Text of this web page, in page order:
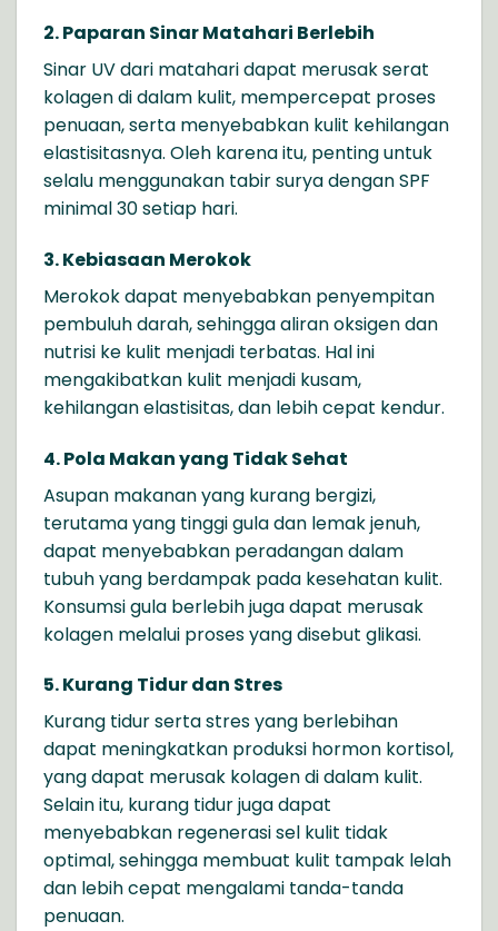
2. Paparan Sinar Matahari Berlebih
Sinar UV dari matahari dapat merusak serat
kolagen di dalam kulit, mempercepat proses
penuaan, serta menyebabkan kulit kehilangan
elastisitasnya. Oleh karena itu, penting untuk
selalu menggunakan tabir surya dengan SPF
minimal 30 setiap hari.
3. Kebiasaan Merokok
Merokok dapat menyebabkan penyempitan
pembuluh darah, sehingga aliran oksigen dan
nutrisi ke kulit menjadi terbatas. Hal ini
mengakibatkan kulit menjadi kusam,
kehilangan elastisitas, dan lebih cepat kendur.
4. Pola Makan yang Tidak Sehat
Asupan makanan yang kurang bergizi,
terutama yang tinggi gula dan lemak jenuh,
dapat menyebabkan peradangan dalam
tubuh yang berdampak pada kesehatan kulit.
Konsumsi gula berlebih juga dapat merusak
kolagen melalui proses yang disebut glikasi.
5. Kurang Tidur dan Stres
Kurang tidur serta stres yang berlebihan
dapat meningkatkan produksi hormon kortisol,
yang dapat merusak kolagen di dalam kulit.
Selain itu, kurang tidur juga dapat
menyebabkan regenerasi sel kulit tidak
optimal, sehingga membuat kulit tampak lelah
dan lebih cepat mengalami tanda-tanda
penuaan.